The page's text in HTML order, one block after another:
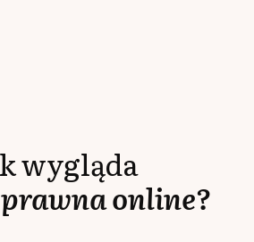
wygląda
online?